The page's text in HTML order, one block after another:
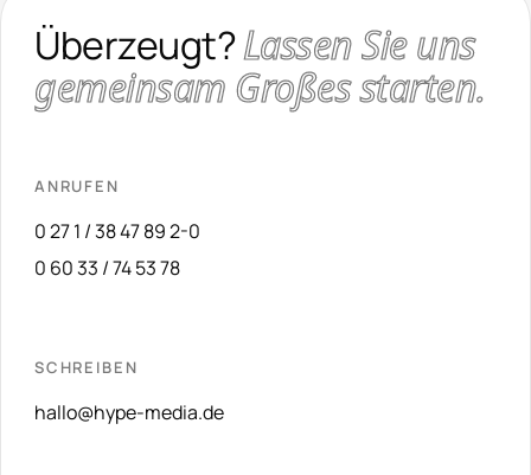
Überzeugt?Lassen Sie uns
gemeinsam Großes starten.
ANRUFEN
0 27 1 / 38 47 89 2-0
0 60 33 / 74 53 78
SCHREIBEN
hallo@hype-media.de